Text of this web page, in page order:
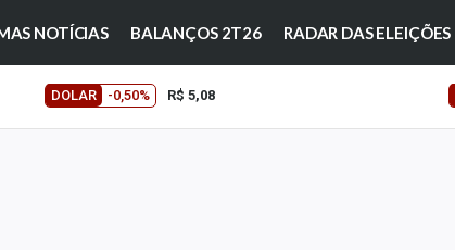
NOTÍCIAS BALANÇOS 2T26 RADAR DAS ELEIÇÕES
DOLAR -0,50% R$ 5,08